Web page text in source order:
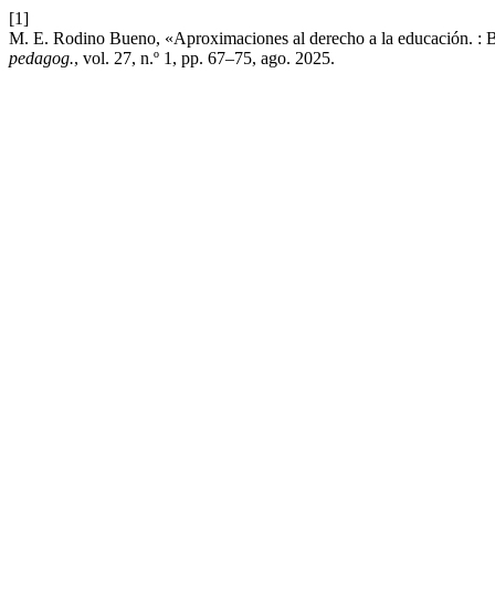
[1]
M. E. Rodino Bueno, «Aproximaciones al derecho a la educación. :
pedagog., vol. 27, n.º 1, pp. 67–75, ago. 2025.